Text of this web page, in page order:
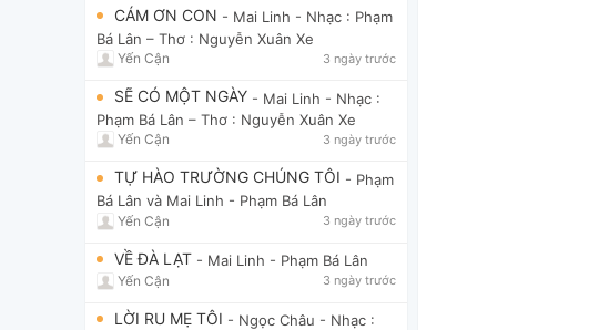
CÁM ƠN CON - Mai Linh - Nhạc : Phạm
Bá Lân – Thơ : Nguyễn Xuân Xe
Yến Cận 3 ngày trước
SẼ CÓ MỘT NGÀY - Mai Linh - Nhạc :
Phạm Bá Lân – Thơ : Nguyễn Xuân Xe
Yến Cận 3 ngày trước
TỰ HÀO TRƯỜNG CHÚNG TÔI - Phạm
Bá Lân và Mai Linh - Phạm Bá Lân
Yến Cận 3 ngày trước
VỀ ĐÀ LẠT - Mai Linh - Phạm Bá Lân
Yến Cận 3 ngày trước
LỜI RU MẸ TÔI - Ngọc Châu - Nhạc :